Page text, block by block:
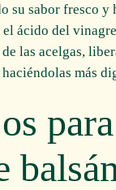
su sabor fresco y
el ácido del
las acelgas,
más